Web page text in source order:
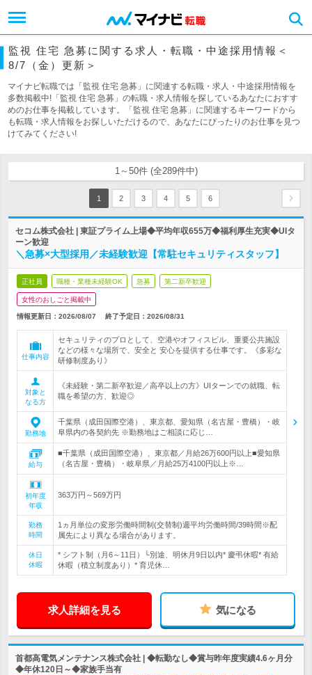
監視 住宅 急募に関する求人・転職・中途採用情報＜
8/7（金）更新＞
マイナビ転職では「監視 住宅 急募」に関連する転職・求人・中途採用情報を
多数掲載中!「監視 住宅 急募」の転職・求人情報を探しているあなたにおすす
めのお仕事を掲載しています。「監視 住宅 急募」に関連するキーワードから
も転職・求人情報をお探しいただけるので、あなたにぴったりのお仕事を見つ
けてみてください!
1～50件 (全289件中)
1 2 3 4 5 6
セコム株式会社 | 東証プライム上場◆平均年収655万◆福利厚生充実◆UIタ
ーン歓迎
＼急募×大型採用／未経験歓迎【常駐セキュリティスタッフ】
正社員 職種・業種未経験OK 急募 第二新卒歓迎
女性のおしごと掲載中
情報更新日：2026/08/07 終了予定日： 2026/08/31
仕事内容
セキュリティのプロとして、空港やオフィスビル、重要公共施設
などの様々な場所で、安全と 安心を提供する仕事です。《多彩な
研修制度あり》
対象と
なる方
《未経験・第二新卒歓迎／高卒以上の方》UIターンでの就職、転
職を希望の方、歓迎◎
勤務地
千葉県（成田国際空港）、東京都、愛知県（名古屋・豊橋）・岐
阜県内の各契約先 ※勤務地はご相談に応じ…
給与
■千葉県（成田国際空港）、東京都／月給26万600円以上■愛知県
（名古屋・豊橋）・岐阜県／月給25万4100円以上※…
初年度
年収
363万円～569万円
勤務
時間
1ヵ月単位の変形労働時間制(交替制)週平均労働時間/39時間※配
属先により異なる場合があります。
休日
休暇
* シフト制（月6～11日）└別途、明休月9日以内* 慶弔休暇* 有給
休暇（積立制度あり）* 育児休…
求人詳細を見る 気になる
首都高電気メンテナンス株式会社 | ◆転勤なし◆賞与昨年度実績4.6ヶ月分
◆年休120日～◆家族手当有